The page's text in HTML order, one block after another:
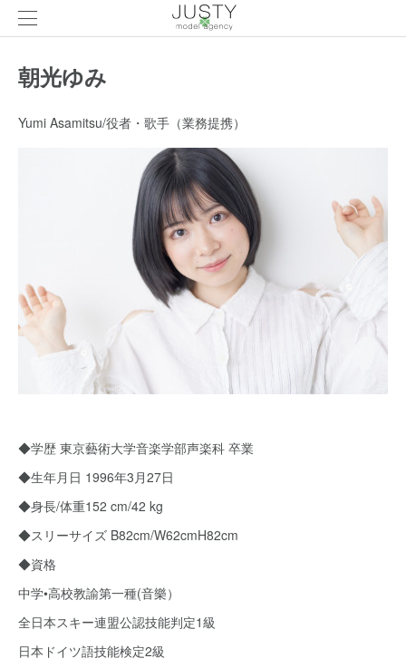
朝光ゆみ
Yumi Asamitsu/役者・歌手（業務提携）
◆学歴 東京藝術大学音楽学部声楽科 卒業
◆生年月日 1996年3月27日
◆身長/体重152 cm/42 kg
◆スリーサイズ B82cm/W62cmH82cm
◆資格
中学•高校教諭第一種(音樂）
全日本スキー連盟公認技能判定1級
日本ドイツ語技能検定2級